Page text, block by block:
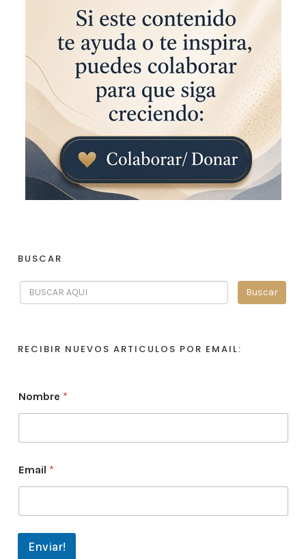
BUSCAR
RECIBIR NUEVOS ARTICULOS POR EMAIL:
Nombre *
Email *
Enviar!